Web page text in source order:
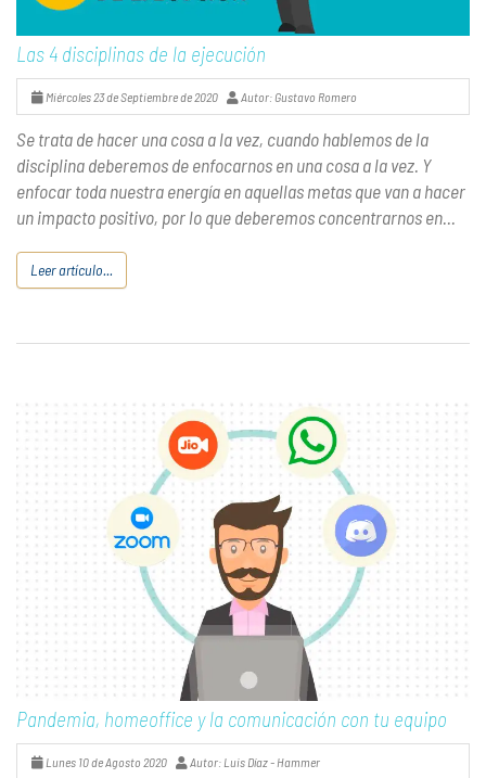
Las 4 disciplinas de la ejecución
Miércoles 23 de Septiembre de 2020 Autor: Gustavo Romero
Se trata de hacer una cosa a la vez, cuando hablemos de la
disciplina deberemos de enfocarnos en una cosa a la vez. Y
enfocar toda nuestra energía en aquellas metas que van a hacer
un impacto positivo, por lo que deberemos concentrarnos en...
Leer artículo...
Pandemia, homeoffice y la comunicación con tu equipo
Lunes 10 de Agosto 2020 Autor: Luis Díaz - Hammer